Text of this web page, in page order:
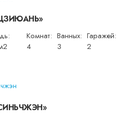
Комнат:
4
Ванных:
3
Гаражей:
2